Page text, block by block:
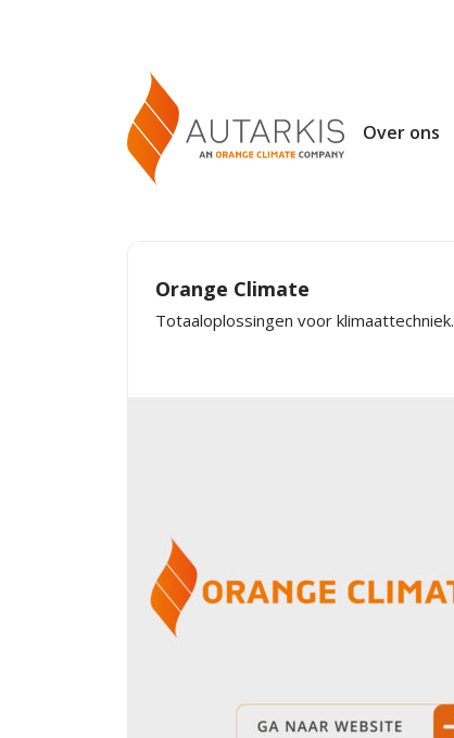
Over ons
Orange Climate
Totaaloplossingen voor klimaattechniek.